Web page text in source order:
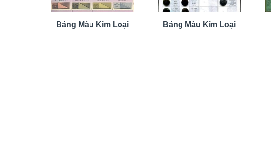
Bảng Màu Kim Loại Bảng Màu Kim Loại